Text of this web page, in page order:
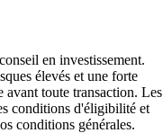
en investissement.
élevés et une forte
toute transaction. Les
conditions d'éligibilité et
conditions générales.